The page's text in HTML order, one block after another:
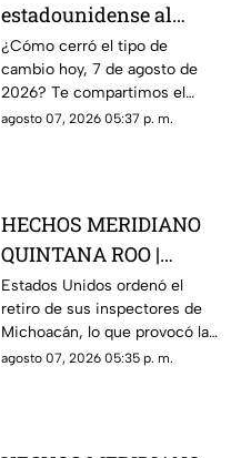
estadounidense al
CIERRE de HOY, viernes
7 de agosto de 2026, en
Cancún
¿Cómo cerró el tipo de
cambio hoy, 7 de agosto de
2026? Te compartimos el
precio del dólar al cierre de
agosto 07, 2026 05:37 p. m.
HECHOS MERIDIANO
QUINTANA ROO |
E.E.U.U retira a sus
inspectores en
Michoacán y provocá
la suspensión de
Estados Unidos ordenó el
retiro de sus inspectores de
Michoacán, lo que provocó la
suspensión de las
agosto 07, 2026 05:35 p. m.